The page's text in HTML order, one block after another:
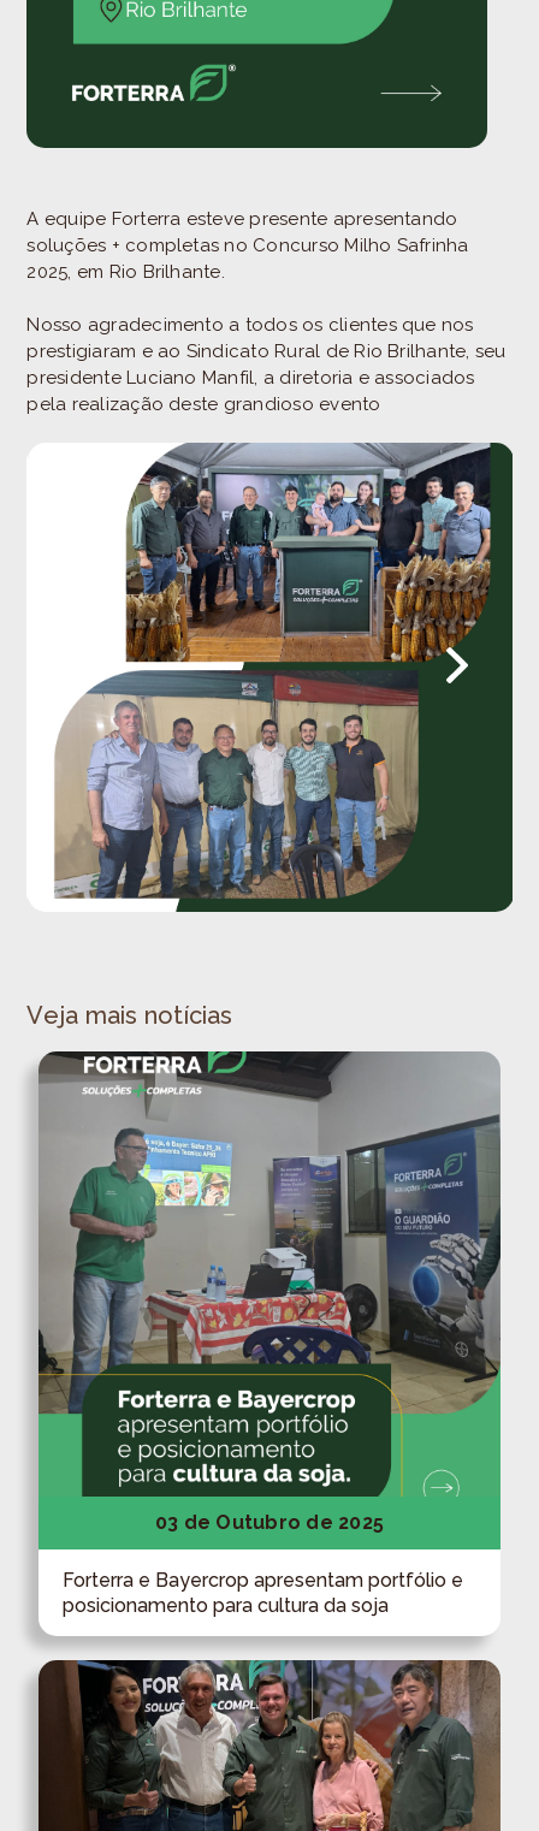
A equipe Forterra esteve presente apresentando
soluções + completas no Concurso Milho Safrinha
2025, em Rio Brilhante.
Nosso agradecimento a todos os clientes que nos
prestigiaram e ao Sindicato Rural de Rio Brilhante, seu
presidente Luciano Manfil, a diretoria e associados
pela realização deste grandioso evento
Veja mais notícias
03 de Outubro de 2025
Forterra e Bayercrop apresentam portfólio e
posicionamento para cultura da soja